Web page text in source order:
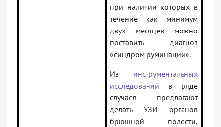
при наличии которых в
течение как минимум
двух месяцев можно
поставить диагноз
«синдром руминации».
Из инструментальных
исследований в ряде
случаев предлагают
делать УЗИ органов
брюшной полости,